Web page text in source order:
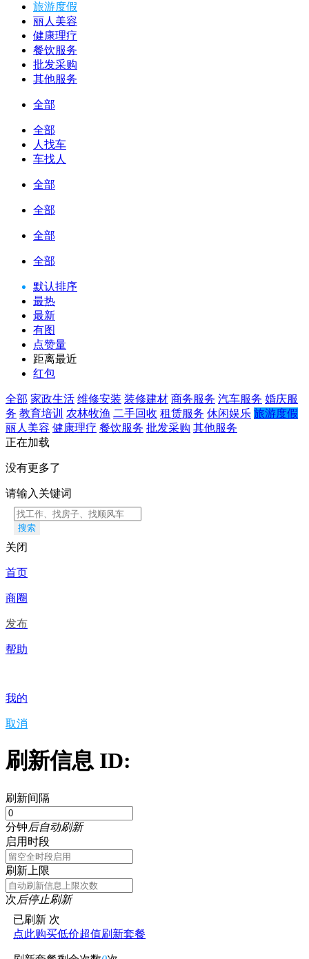
旅游度假
丽人美容
健康理疗
餐饮服务
批发采购
其他服务
全部
全部
人找车
车找人
全部
全部
全部
全部
默认排序
最热
最新
有图
点赞量
距离最近
红包
全部 家政生活 维修安装 装修建材 商务服务 汽车服务 婚庆服
务 教育培训 农林牧渔 二手回收 租赁服务 休闲娱乐 旅游度假
丽人美容 健康理疗 餐饮服务 批发采购 其他服务
正在加载
没有更多了
请输入关键词
搜索
关闭
首页
商圈
发布
帮助
我的
取消
刷新信息 ID:
刷新间隔
分钟后自动刷新
启用时段
刷新上限
次后停止刷新
已刷新 次
点此购买低价超值刷新套餐